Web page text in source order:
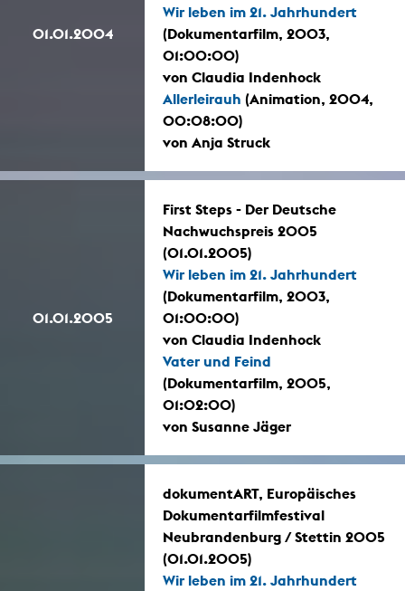
01.01.2004
Wir leben im 21. Jahrhundert
(Dokumentarfilm, 2003,
01:00:00)
von Claudia Indenhock
Allerleirauh (Animation, 2004,
00:08:00)
von Anja Struck
01.01.2005
First Steps - Der Deutsche
Nachwuchspreis 2005
(01.01.2005)
Wir leben im 21. Jahrhundert
(Dokumentarfilm, 2003,
01:00:00)
von Claudia Indenhock
Vater und Feind
(Dokumentarfilm, 2005,
01:02:00)
von Susanne Jäger
dokumentART, Europäisches
Dokumentarfilmfestival
Neubrandenburg / Stettin 2005
(01.01.2005)
Wir leben im 21. Jahrhundert